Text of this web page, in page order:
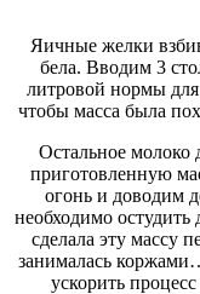
Яичные желки
бела. Вводим 3
литровой нормы
чтобы масса была
Остальное молоко
приготовленную
огонь и доводим
необходимо
сделала эту массу
занималась
ускорить